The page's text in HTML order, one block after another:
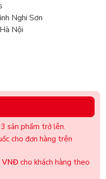
Nghi Sơn
Nội
sản phẩm trở lên.
cho đơn hàng trên
VNĐ cho khách hàng theo